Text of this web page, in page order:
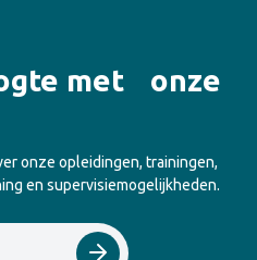
met onze
onze opleidingen, trainingen,
en supervisiemogelijkheden.